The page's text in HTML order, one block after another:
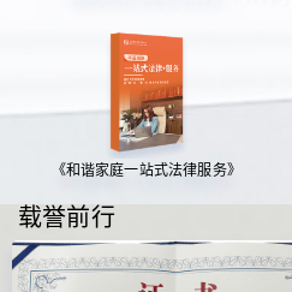
《和谐家庭一站式法律服务》
载誉前行